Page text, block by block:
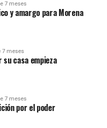
7 meses
y amargo para Morena
7 meses
casa empieza
7 meses
por el poder